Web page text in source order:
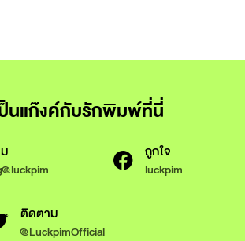
นแก๊งค์กับรักพิมพ์ที่นี่
ถูกใจ
luckpim
ติดตาม
@LuckpimOfficial